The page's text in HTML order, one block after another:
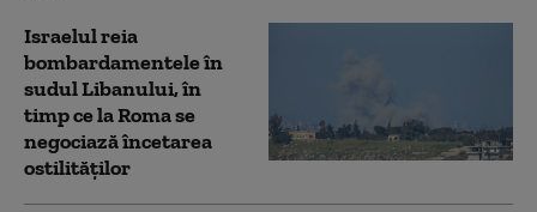
Israelul reia
bombardamentele în
sudul Libanului, în
timp ce la Roma se
negociază încetarea
ostilităților